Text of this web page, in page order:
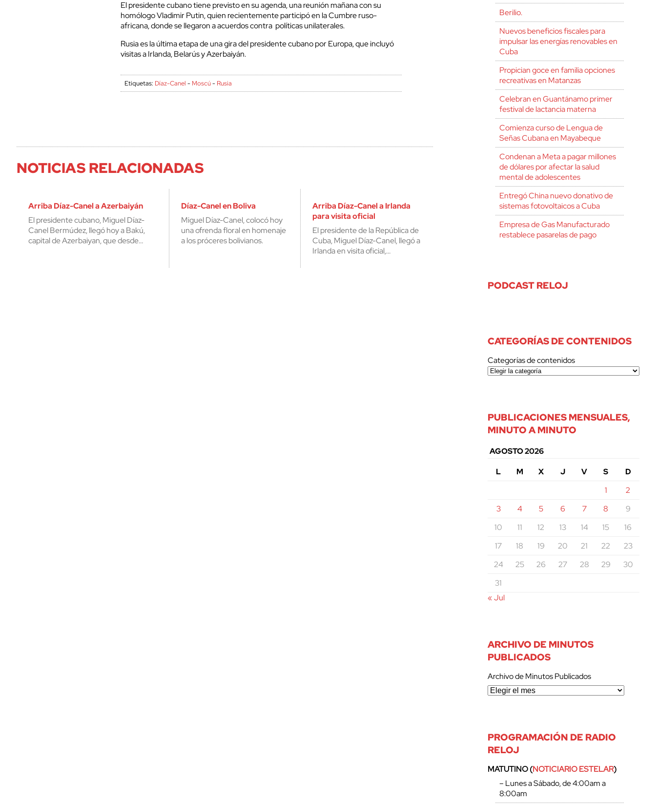
El presidente cubano tiene previsto en su agenda, una reunión mañana con su
homólogo Vladimir Putin, quien recientemente participó en la Cumbre ruso-
africana, donde se llegaron a acuerdos contra políticas unilaterales.
Rusia es la última etapa de una gira del presidente cubano por Europa, que incluyó
visitas a Irlanda, Belarús y Azerbaiyán.
Etiquetas: Díaz-Canel - Moscú- Rusia
NOTICIAS RELACIONADAS
Arriba Díaz-Canel a Azerbaiyán
El presidente cubano, Miguel Díaz-
Canel Bermúdez, llegó hoy a Bakú,
capital de Azerbaiyan, que desde…
Díaz-Canel en Boliva
Miguel Díaz-Canel, colocó hoy
una ofrenda floral en homenaje
a los próceres bolivianos.
Arriba Díaz-Canel a Irlanda
para visita oficial
El presidente de la República de
Cuba, Miguel Díaz-Canel, llegó a
Irlanda en visita oficial,…
Berilio.
Nuevos beneficios fiscales para
impulsar las energías renovables en
Cuba
Propician goce en familia opciones
recreativas en Matanzas
Celebran en Guantánamo primer
festival de lactancia materna
Comienza curso de Lengua de
Señas Cubana en Mayabeque
Condenan a Meta a pagar millones
de dólares por afectar la salud
mental de adolescentes
Entregó China nuevo donativo de
sistemas fotovoltaicos a Cuba
Empresa de Gas Manufacturado
restablece pasarelas de pago
PODCAST RELOJ
CATEGORÍAS DE CONTENIDOS
Categorías de contenidos
PUBLICACIONES MENSUALES,
MINUTO A MINUTO
AGOSTO 2026
L
M X J V S
D
1
2
3
4 5 6 7 8
9
10
11 12 13 14 15
16
17
18 19 20 21 22
23
24
25 26 27 28 29
30
31
« Jul
ARCHIVO DE MINUTOS
PUBLICADOS
Archivo de Minutos Publicados
PROGRAMACIÓN DE RADIO
RELOJ
MATUTINO (NOTICIARIO ESTELAR)
– Lunes a Sábado, de 4:00am a
8:00am